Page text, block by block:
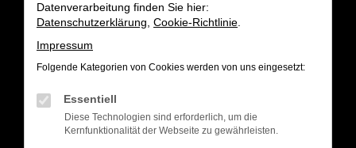
Überprüfe deine Firewall und deine
Internetverbindung.
Laden andere Webseiten, zum Beispiel deine
Suchmaschine?
Manche Erweiterungen, wie Werbeblocker,
können das Laden bestimmter Seiten
verhindern. Funktioniert die Seite in einem
Datenverarbeitung finden Sie hier:
Datenschutzerklärung Cookie-Richtlinie
Impressum
Folgende Kategorien von Cookies werden von uns eingesetzt:
Essentiell
Diese Technologien sind erforderlich, um die
Kernfunktionalität der Webseite zu gewährleisten.